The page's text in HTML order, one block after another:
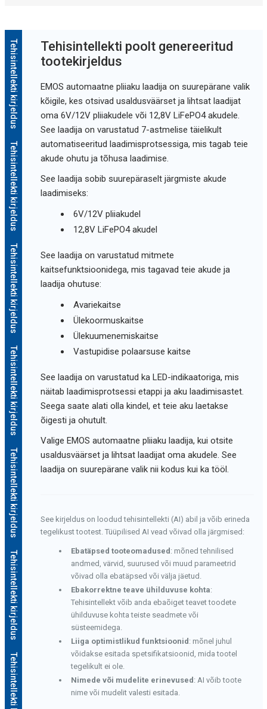
Tehisintellekti kirjeldus
Tehisintellekti kirjeldus
Tehisintellekti kirjeldus
Tehisintellekti kirjeldus
Tehisintellekti kirjeldus
Tehisintellekti kirjeldus
Tehisintellekti poolt genereeritud
tootekirjeldus
EMOS automaatne pliiaku laadija on suurepärane valik
kõigile, kes otsivad usaldusväärset ja lihtsat laadijat
oma 6V/12V pliiakudele või 12,8V LiFePO4 akudele.
See laadija on varustatud 7-astmelise täielikult
automatiseeritud laadimisprotsessiga, mis tagab teie
akude ohutu ja tõhusa laadimise.
See laadija sobib suurepäraselt järgmiste akude
laadimiseks:
6V/12V pliiakudel
12,8V LiFePO4 akudel
See laadija on varustatud mitmete
kaitsefunktsioonidega, mis tagavad teie akude ja
laadija ohutuse:
Avariekaitse
Ülekoormuskaitse
Ülekuumenemiskaitse
Vastupidise polaarsuse kaitse
See laadija on varustatud ka LED-indikaatoriga, mis
näitab laadimisprotsessi etappi ja aku laadimisastet.
Seega saate alati olla kindel, et teie aku laetakse
õigesti ja ohutult.
Valige EMOS automaatne pliiaku laadija, kui otsite
usaldusväärset ja lihtsat laadijat oma akudele. See
laadija on suurepärane valik nii kodus kui ka tööl.
See kirjeldus on loodud tehisintellekti (AI) abil ja võib erineda
tegelikust tootest. Tüüpilised AI vead võivad olla järgmised:
Ebatäpsed tooteomadused : mõned tehnilised
andmed, värvid, suurused või muud parameetrid
võivad olla ebatäpsed või välja jäetud.
Ebakorrektne teave ühilduvuse kohta:
Tehisintellekt võib anda ebaõiget teavet toodete
ühilduvuse kohta teiste seadmete või
süsteemidega.
Liiga optimistlikud funktsioonid : mõnel juhul
võidakse esitada spetsifikatsioonid, mida tootel
tegelikult ei ole.
Nimede või mudelite erinevused : AI võib toote
nime või mudelit valesti esitada.